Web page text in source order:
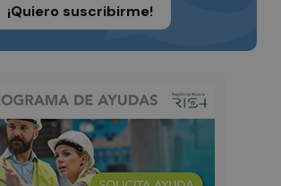
¡Quiero suscribirme!